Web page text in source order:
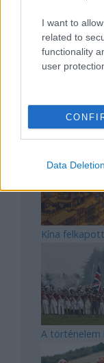
I want to
related to
functionality
user
Data Deletion
kihívásai
Japán
Kína
A történelem